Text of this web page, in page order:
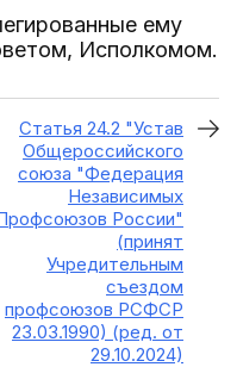
ему
Исполкомом.
Статья 24.2 "Устав
Общероссийского
союза "Федерация
Независимых
России"
(принят
Учредительным
съездом
профсоюзов РСФСР
23.03.1990) (ред. от
29.10.2024)